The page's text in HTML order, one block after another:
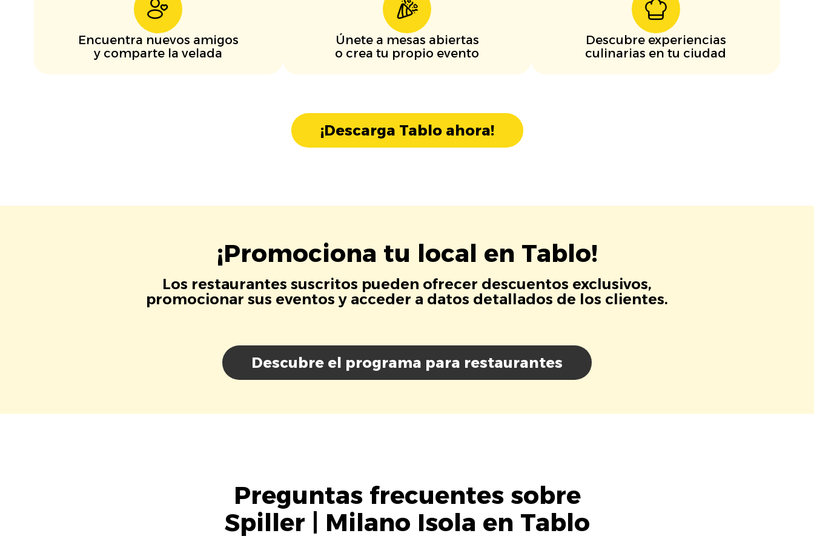
Encuentra nuevos amigos
y comparte la velada
Únete a mesas abiertas
o crea tu propio evento
Descubre experiencias
culinarias en tu ciudad
¡Descarga Tablo ahora!
¡Promociona tu local en Tablo!
Los restaurantes suscritos pueden ofrecer descuentos exclusivos,
promocionar sus eventos y acceder a datos detallados de los clientes.
Descubre el programa para restaurantes
Preguntas frecuentes sobre
Spiller | Milano Isola en Tablo